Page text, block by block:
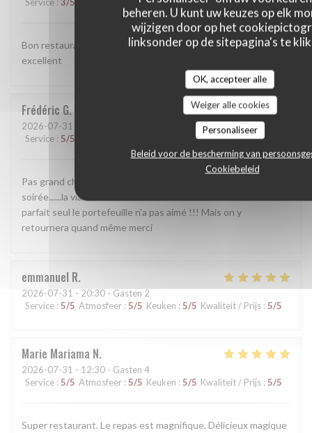
beheren. U kunt uw keuzes op elk
wijzigen door op het
linksonder op de sitepagina's te
OK, accepteer alle
Weiger alle cookies
Personaliseer
Beleid voor de bescherming van
Cookiebeleid
Bon restaurant de viandes ou le vin qui accompagne est
excellent
Frédéric G
2026-07-31
Service : 5/5 /5 Kwaliteit / Prijs:
Pas grand chose à redire c'était vraiment une très bonne
soirée......la viande vaut vraiment le détour..... accueil et suivi
parfait seul le portefeuille n'a pas aimé !!! Mais on y
retournera quand même merci
emmanuel R
2026-07-31 - 20:30 - Gasten 2
Service : 5/5 Atmosfeer : 5/5 Keuken : 5/5 Kwaliteit / Prijs : 5/5
Marie Mariama N
2026-07-31 - 12:30 - Gasten 4
Service : 5/5 Atmosfeer : 5/5 Keuken : 5/5 Kwaliteit / Prijs : 5/5
Super restaurant. Le repas est magnifique. Délicieux magique